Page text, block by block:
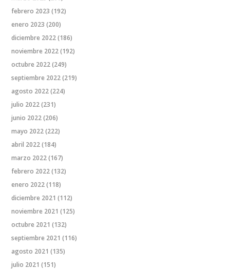
febrero 2023 (192)
enero 2023 (200)
diciembre 2022(186)
noviembre 2022(192)
octubre 2022(249)
septiembre 2022(219)
agosto 2022(224)
julio 2022(231)
junio 2022(206)
mayo 2022(222)
abril 2022(184)
marzo 2022(167)
febrero 2022(132)
enero 2022(118)
diciembre 2021 (112)
noviembre 2021 (125)
octubre 2021 (132)
septiembre 2021 (116)
agosto 2021 (135)
julio 2021 (151)